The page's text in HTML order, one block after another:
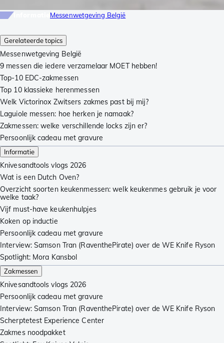
Gerelateerde topics
Messenwetgeving België
9 messen die iedere verzamelaar MOET hebben!
Top-10 EDC-zakmessen
Top 10 klassieke herenmessen
Welk Victorinox Zwitsers zakmes past bij mij?
Laguiole messen: hoe herken je namaak?
Zakmessen: welke verschillende locks zijn er?
Persoonlijk cadeau met gravure
Informatie
Knivesandtools vlogs 2026
Wat is een Dutch Oven?
Overzicht soorten keukenmessen: welk keukenmes gebruik je voor
welke taak?
Vijf must-have keukenhulpjes
Koken op inductie
Persoonlijk cadeau met gravure
Interview: Samson Tran (RaventhePirate) over de WE Knife Ryson
Spotlight: Mora Kansbol
Zakmessen
Knivesandtools vlogs 2026
Persoonlijk cadeau met gravure
Interview: Samson Tran (RaventhePirate) over de WE Knife Ryson
Scherptetest Experience Center
Zakmes noodpakket
Messenwetgeving België